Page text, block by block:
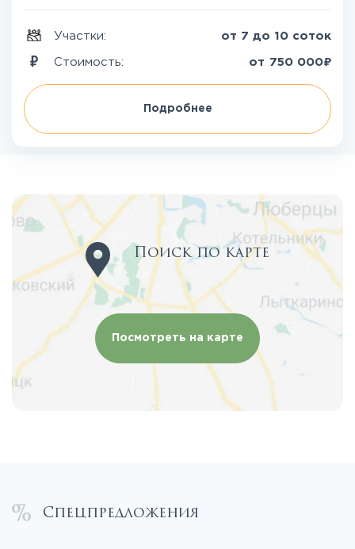
Участки: от 7 до 10 соток
Стоимость: от 750 000₽
Подробнее
Поиск по карте
Посмотреть на карте
Спецпредложения